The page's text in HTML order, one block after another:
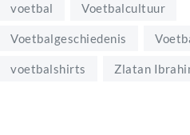
voetbal Voetbalcultuur
Voetbalgeschiedenis
voetbalshirts Zlatan